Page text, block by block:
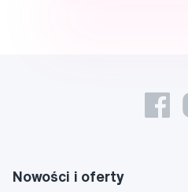
Nowości i oferty